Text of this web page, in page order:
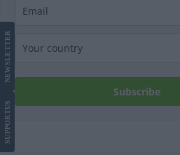
Subscribe
SUPPORT
US
NEWS
LETTER